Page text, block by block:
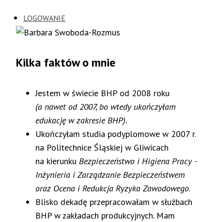
LOGOWANIE
Kilka faktów o mnie
Jestem w świecie BHP od 2008 roku
(a nawet od 2007, bo wtedy ukończyłam
edukację w zakresie BHP).
Ukończyłam studia podyplomowe w 2007 r.
na Politechnice Śląskiej w Gliwicach
na kierunku Bezpieczeństwo i Higiena Pracy -
Inżynieria i Zarządzanie Bezpieczeństwem
oraz Ocena i Redukcja Ryzyka Zawodowego.
Blisko dekadę przepracowałam w służbach
BHP w zakładach produkcyjnych. Mam